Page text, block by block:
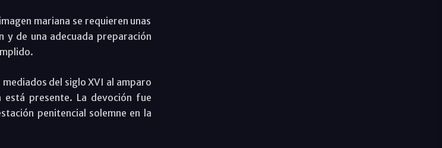
mariana se requieren unas
y de una adecuada preparación
del siglo XVI al amparo
está presente. La devoción fue
penitencial solemne en la